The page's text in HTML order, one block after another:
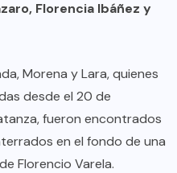
Florencia Ibáñez y
Morena y Lara, quienes
desde el 20 de
fueron encontrados
en el fondo de una
Florencio Varela.